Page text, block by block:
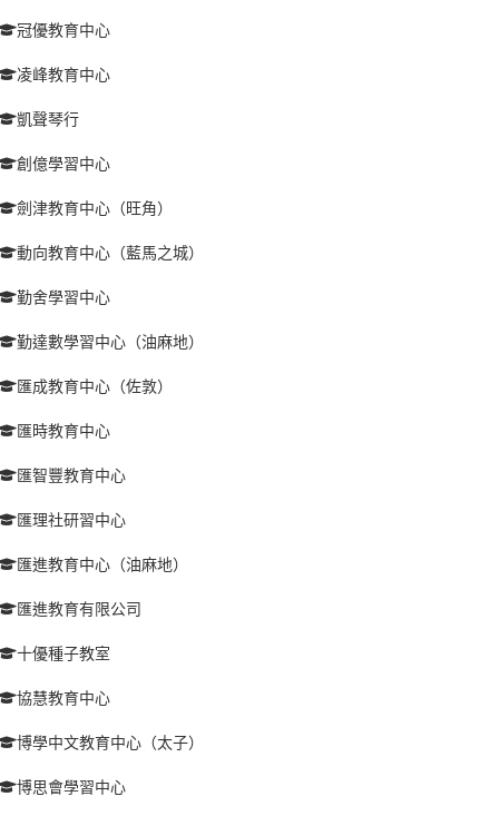
冠優教育中心
凌峰教育中心
凱聲琴行
創億學習中心
劍津教育中心（旺角）
動向教育中心（藍馬之城）
勤舍學習中心
勤達數學習中心（油麻地）
匯成教育中心（佐敦）
匯時教育中心
匯智豐教育中心
匯理社研習中心
匯進教育中心（油麻地）
匯進教育有限公司
十優種子教室
協慧教育中心
博學中文教育中心（太子）
博思會學習中心